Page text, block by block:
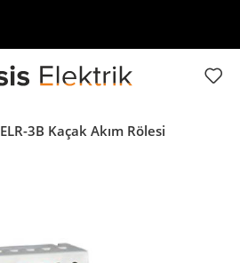
ELR-3B Kaçak Akım Rölesi